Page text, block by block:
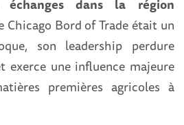
dans la région
Chicago Bord of Trade était un
son leadership perdure
exerce une influence majeure
premières agricoles à